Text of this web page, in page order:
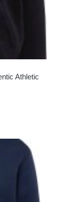
Athletic